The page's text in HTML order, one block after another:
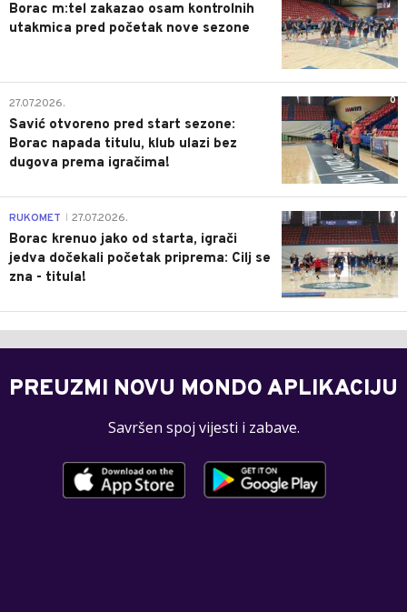
Borac m:tel zakazao osam kontrolnih
utakmica pred početak nove sezone
0
27.07.2026.
Savić otvoreno pred start sezone:
Borac napada titulu, klub ulazi bez
dugova prema igračima!
0
RUKOMET 27.07.2026.
Borac krenuo jako od starta, igrači
jedva dočekali početak priprema: Cilj se
zna - titula!
PREUZMI NOVU MONDO APLIKACIJU
Savršen spoj vijesti i zabave.